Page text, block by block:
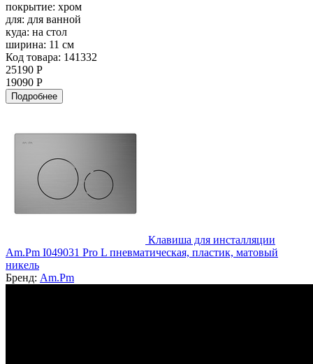
покрытие: хром
для: для ванной
куда: на стол
ширина: 11 см
Код товара: 141332
25190 Р
19090 Р
Подробнее
Клавиша для инсталляции
Am.Pm I049031 Pro L пневматическая, пластик, матовый
никель
Бренд: Am.Pm